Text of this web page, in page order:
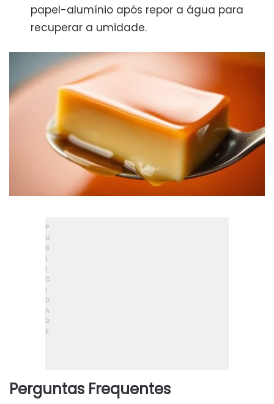
papel-alumínio após repor a água para
recuperar a umidade.
Perguntas Frequentes